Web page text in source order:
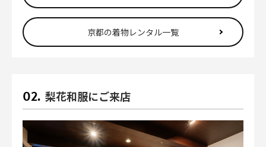
京都の着物レンタル一覧
梨花和服にご来店